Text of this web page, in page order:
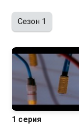
Сезон 1
1 серия